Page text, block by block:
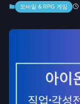
모바일 & RPG 게임